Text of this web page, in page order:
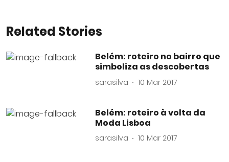
Related Stories
Belém: roteiro no bairro que
simboliza as descobertas
sarasilva 10 Mar 2017
Belém: roteiro à volta da
Moda Lisboa
sarasilva 10 Mar 2017